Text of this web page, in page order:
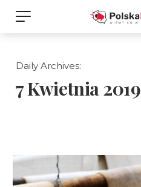
Daily Archives:
7 Kwietnia 2019